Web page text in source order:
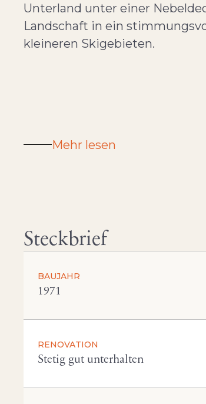
Unterland unter einer
Landschaft in ein
kleineren Skigebieten.
Mehr lesen
Steckbrief
BAUJAHR
1971
RENOVATION
Stetig gut unterhalten